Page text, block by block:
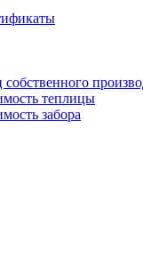
теплицы
забора